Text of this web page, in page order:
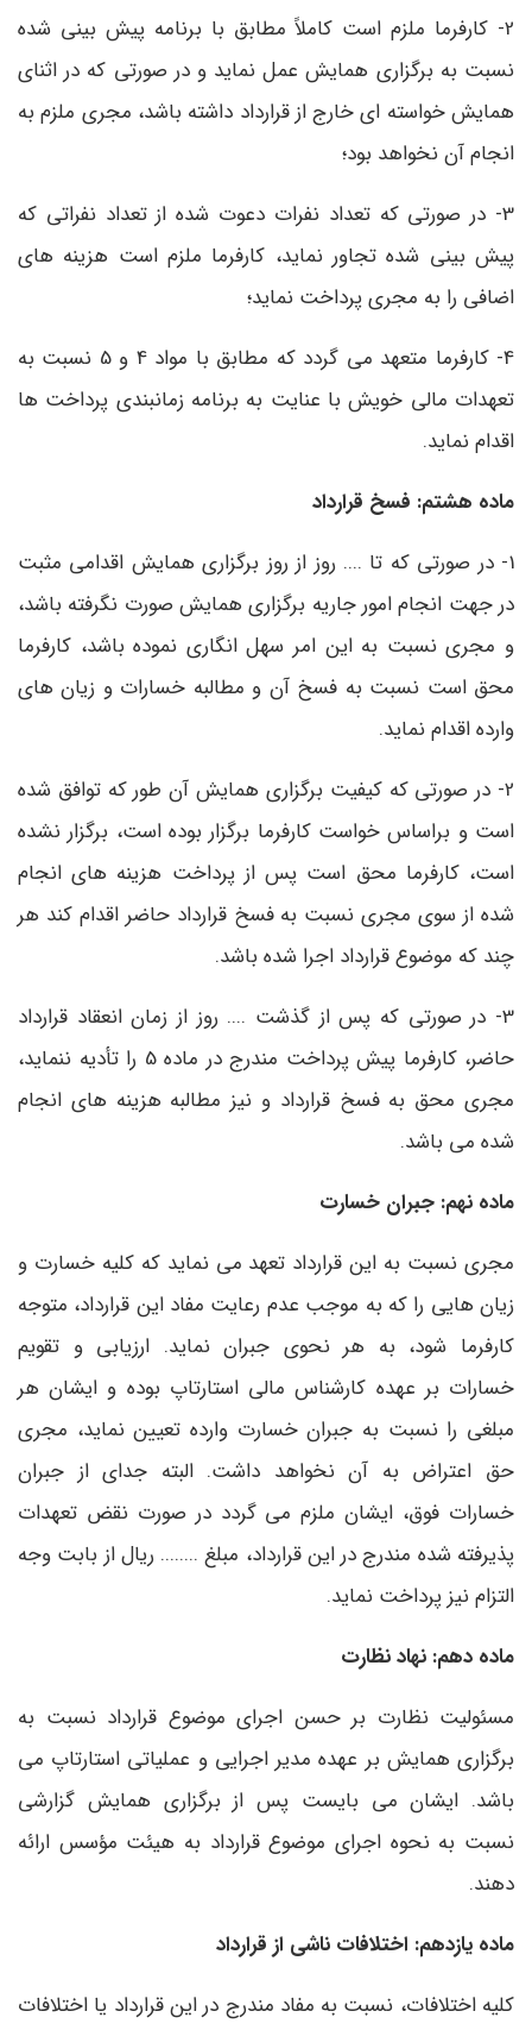
2- کارفرما ملزم است کاملاً مطابق با برنامه پیش بینی شده
نسبت به برگزاری همایش عمل نماید و در صورتی که در اثنای
همایش خواسته ای خارج از قرارداد داشته باشد، مجری ملزم به
انجام آن نخواهد بود؛
3- در صورتی که تعداد نفرات دعوت شده از تعداد نفراتی که
پیش بینی شده تجاور نماید، کارفرما ملزم است هزینه های
اضافی را به مجری پرداخت نماید؛
4- کارفرما متعهد می گردد که مطابق با مواد 4 و 5 نسبت به
تعهدات مالی خویش با عنایت به برنامه زمانبندی پرداخت ها
اقدام نماید.
ماده هشتم: فسخ قرارداد
1- در صورتی که تا .... روز از روز برگزاری همایش اقدامی مثبت
در جهت انجام امور جاریه برگزاری همایش صورت نگرفته باشد،
و مجری نسبت به این امر سهل انگاری نموده باشد، کارفرما
محق است نسبت به فسخ آن و مطالبه خسارات و زیان های
وارده اقدام نماید.
2- در صورتی که کیفیت برگزاری همایش آن طور که توافق شده
است و براساس خواست کارفرما برگزار بوده است، برگزار نشده
است، کارفرما محق است پس از پرداخت هزینه های انجام
شده از سوی مجری نسبت به فسخ قرارداد حاضر اقدام کند هر
چند که موضوع قرارداد اجرا شده باشد.
3- در صورتی که پس از گذشت .... روز از زمان انعقاد قرارداد
حاضر، کارفرما پیش پرداخت مندرج در ماده 5 را تأدیه ننماید،
مجری محق به فسخ قرارداد و نیز مطالبه هزینه های انجام
شده می باشد.
ماده نهم: جبران خسارت
مجری نسبت به این قرارداد تعهد می نماید که کلیه خسارت و
زیان هایی را که به موجب عدم رعایت مفاد این قرارداد، متوجه
کارفرما شود، به هر نحوی جبران نماید. ارزیابی و تقویم
خسارات بر عهده کارشناس مالی استارتاپ بوده و ایشان هر
مبلغی را نسبت به جبران خسارت وارده تعیین نماید، مجری
حق اعتراض به آن نخواهد داشت. البته جدای از جبران
خسارات فوق، ایشان ملزم می گردد در صورت نقض تعهدات
پذیرفته شده مندرج در این قرارداد، مبلغ ........ ریال از بابت وجه
التزام نیز پرداخت نماید.
ماده دهم: نهاد نظارت
مسئولیت نظارت بر حسن اجرای موضوع قرارداد نسبت به
برگزاری همایش بر عهده مدیر اجرایی و عملیاتی استارتاپ می
باشد. ایشان می بایست پس از برگزاری همایش گزارشی
نسبت به نحوه اجرای موضوع قرارداد به هیئت مؤسس ارائه
دهند.
ماده یازدهم: اختلافات ناشی از قرارداد
کلیه اختلافات، نسبت به مفاد مندرج در این قرارداد یا اختلافات